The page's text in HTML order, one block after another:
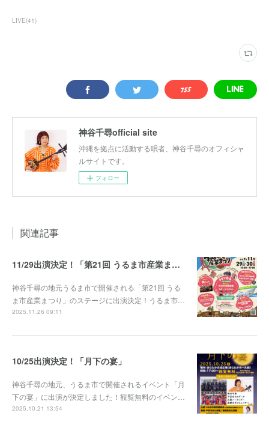
LIVE(41)
神谷千尋official site
沖縄を拠点に活動する唄者、神谷千尋のオフィシャ
ルサイトです。
フォロー
関連記事
11/29出演決定！「第21回 うるま市産業まつり」
神谷千尋の地元うるま市で開催される「第21回 うる
ま市産業まつり」のステージに出演決定！うるま市…
2025.11.26 09:11
10/25出演決定！「月下の宴」
神谷千尋の地元、うるま市で開催されるイベント「月
下の宴」に出演が決定しました！観覧無料のイベン…
2025.10.21 13:54